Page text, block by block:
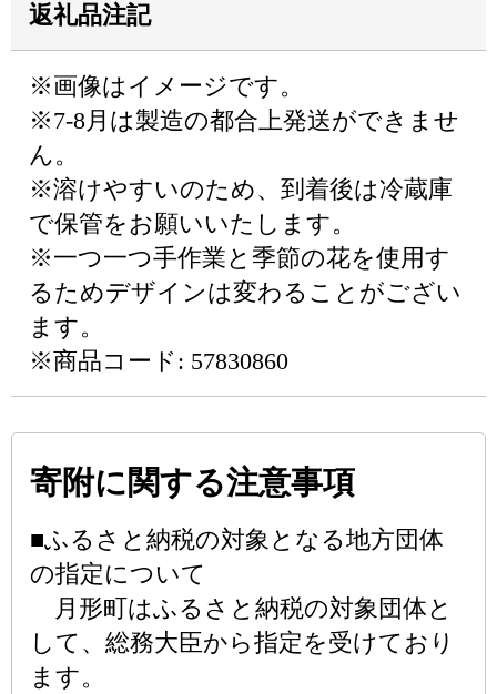
返礼品注記
※画像はイメージです。
※7-8月は製造の都合上発送ができませ
ん。
※溶けやすいのため、到着後は冷蔵庫
で保管をお願いいたします。
※一つ一つ手作業と季節の花を使用す
るためデザインは変わることがござい
ます。
※商品コード: 57830860
寄附に関する注意事項
■ふるさと納税の対象となる地方団体
の指定について
月形町はふるさと納税の対象団体と
して、総務大臣から指定を受けており
ます。